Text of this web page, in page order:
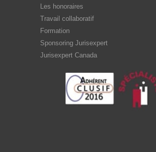
Les honoraires
Travail collaboratif
Formation
Sponsoring Jurisexpert
Jurisexpert Canada